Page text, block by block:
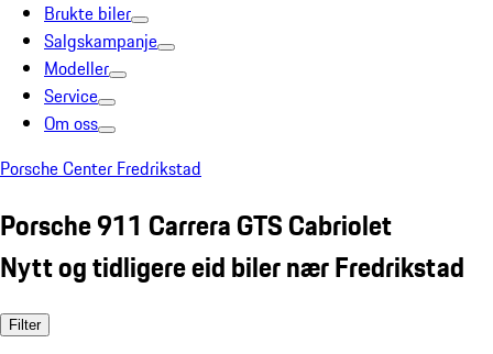
Brukte biler
Salgskampanje
Modeller
Service
Om oss
Porsche Center Fredrikstad
Porsche 911 Carrera GTS Cabriolet
Nytt og tidligere eid biler nær Fredrikstad
Filter